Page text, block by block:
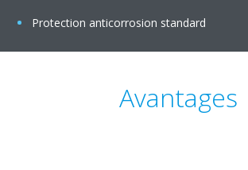
Protection anticorrosion standard
Avantages